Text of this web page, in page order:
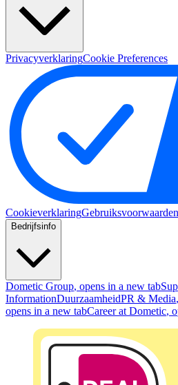
PrivacyverklaringCookie Preferences
CookieverklaringGebruiksvoorwaarden
Bedrijfsinfo
Dometic Group, opens in a new tab
InformationDuurzaamheidPR & Media
opens in a new tabCareer at Dometic,